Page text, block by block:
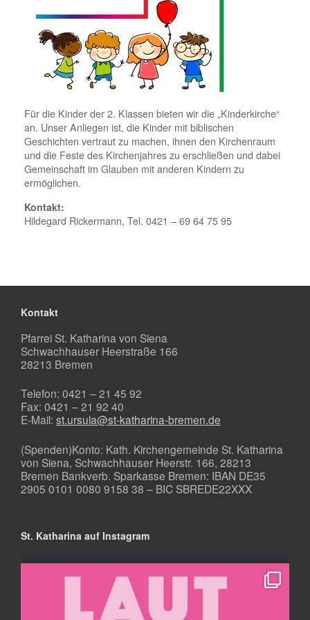
Für die Kinder der 2. Klassen bieten wir die „Kinderkirche“
an. Unser Anliegen ist, die Kinder mit biblischen
Geschichten vertraut zu machen, ihnen den Kirchenraum
und die Feste des Kirchenjahres zu erschließen und dabei
Gemeinschaft im Glauben mit anderen Kindern zu
ermöglichen.
Kontakt:
Hildegard Rickermann, Tel. 0421 – 69 64 75 95
Kontakt
Pfarrei St. Katharina von Siena
Schwachhauser Heerstraße 166
28213 Bremen
Telefon: 0421 – 21 45 92
Fax: 0421 – 21 92 40
E-Mail: st.ursula@st-katharina-bremen.de
(Spenden)Konto: Kath. Kirchengemeinde St. Katharina
von Siena, Schwachhauser Heerstr. 166, 28213
Bremen Bankverb. Sparkasse Bremen: IBAN DE35
2905 0101 0080 9158 38 – BIC SBREDE22XXX
St. Katharina auf Instagram